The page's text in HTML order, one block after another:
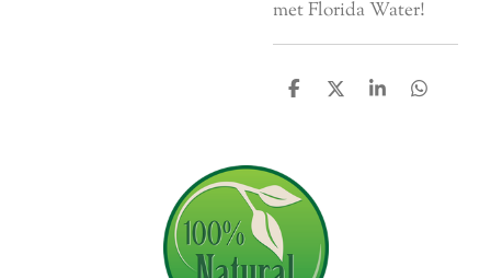
met Florida Water!
D
D
S
D